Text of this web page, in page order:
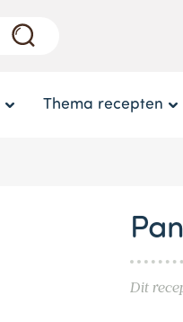
Thema recepten
Dit